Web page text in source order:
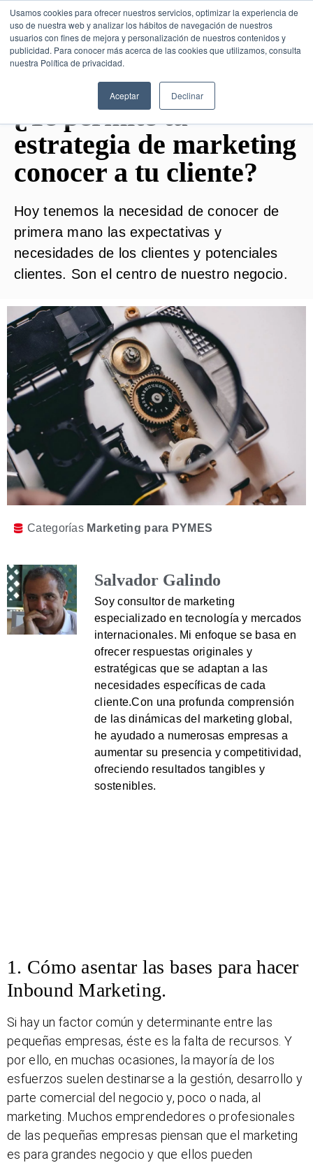
Usamos cookies para ofrecer nuestros servicios, optimizar la experiencia de
uso de nuestra web y analizar los hábitos de navegación de nuestros
usuarios con fines de mejora y personalización de nuestros contenidos y
publicidad. Para conocer más acerca de las cookies que utilizamos, consulta
nuestra Política de privacidad.
Aceptar Declinar
SESIÓN DE CONSULTORÍA GRATUITA
¿Te permite tu
estrategia de marketing
conocer a tu cliente?
Hoy tenemos la necesidad de conocer de
primera mano las expectativas y
necesidades de los clientes y potenciales
clientes. Son el centro de nuestro negocio.
Categorías Marketing para PYMES
Salvador Galindo
Soy consultor de marketing
especializado en tecnología y mercados
internacionales. Mi enfoque se basa en
ofrecer respuestas originales y
estratégicas que se adaptan a las
necesidades específicas de cada
cliente.Con una profunda comprensión
de las dinámicas del marketing global,
he ayudado a numerosas empresas a
aumentar su presencia y competitividad,
ofreciendo resultados tangibles y
sostenibles.
1. Cómo asentar las bases para hacer
Inbound Marketing.
Si hay un factor común y determinante entre las
pequeñas empresas, éste es la falta de recursos. Y
por ello, en muchas ocasiones, la mayoría de los
esfuerzos suelen destinarse a la gestión, desarrollo y
parte comercial del negocio y, poco o nada, al
marketing. Muchos emprendedores o profesionales
de las pequeñas empresas piensan que el marketing
es para grandes negocio y que ellos pueden